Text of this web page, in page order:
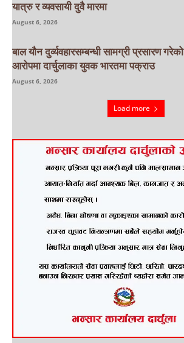
यात्रु र व्यवसायी दुवै मारमा
August 6, 2026
बाल यौन दुर्व्यवहारसम्बन्धी सामग्री प्रसारण गरेको
आरोपमा दार्चुलाका युवक भारतमा पक्राउ
August 6, 2026
Load more